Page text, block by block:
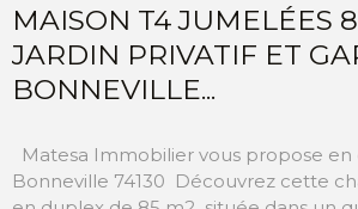
MAISON T4 JUMELÉES
JARDIN PRIVATIF ET
BONNEVILLE...
Matesa Immobilier vous propose en
Bonneville 74130 Découvrez cette